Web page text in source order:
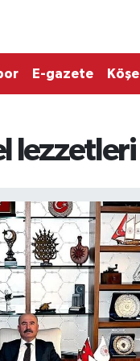
E-gazete
lezzetleri